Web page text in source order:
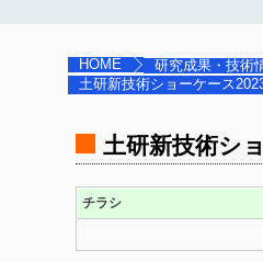
HOME 研究成果・技術
土研新技術ショーケース
土研新技術シ
チラシ